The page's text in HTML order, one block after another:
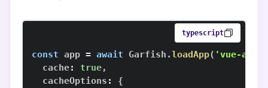
typescript
const app = await Garfish .loadApp( 'vue-app'
  cache
: true,
  cacheOptions
:
{